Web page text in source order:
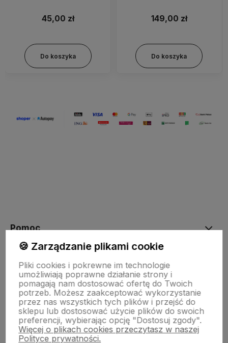
45,00 zł
Do koszyka
149,00 zł
Do koszyka
Pomoc
Moje konto
Płatności i dostawa
Informacje
🍪 Zarządzanie plikami cookie
Pliki cookies i pokrewne im technologie
umożliwiają poprawne działanie strony i
pomagają nam dostosować ofertę do Twoich
potrzeb. Możesz zaakceptować wykorzystanie
przez nas wszystkich tych plików i przejść do
sklepu lub dostosować użycie plików do swoich
preferencji, wybierając opcję "Dostosuj zgody".
Więcej o plikach cookies przeczytasz w naszej
Polityce prywatności.